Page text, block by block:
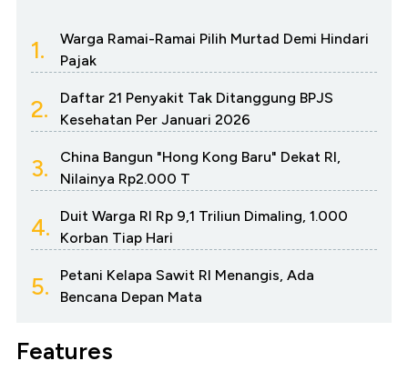
1.
Warga Ramai-Ramai Pilih Murtad Demi Hindari
Pajak
2.
Daftar 21 Penyakit Tak Ditanggung BPJS
Kesehatan Per Januari 2026
3.
China Bangun "Hong Kong Baru" Dekat RI,
Nilainya Rp2.000 T
4.
Duit Warga RI Rp 9,1 Triliun Dimaling, 1.000
Korban Tiap Hari
5.
Petani Kelapa Sawit RI Menangis, Ada
Bencana Depan Mata
Features